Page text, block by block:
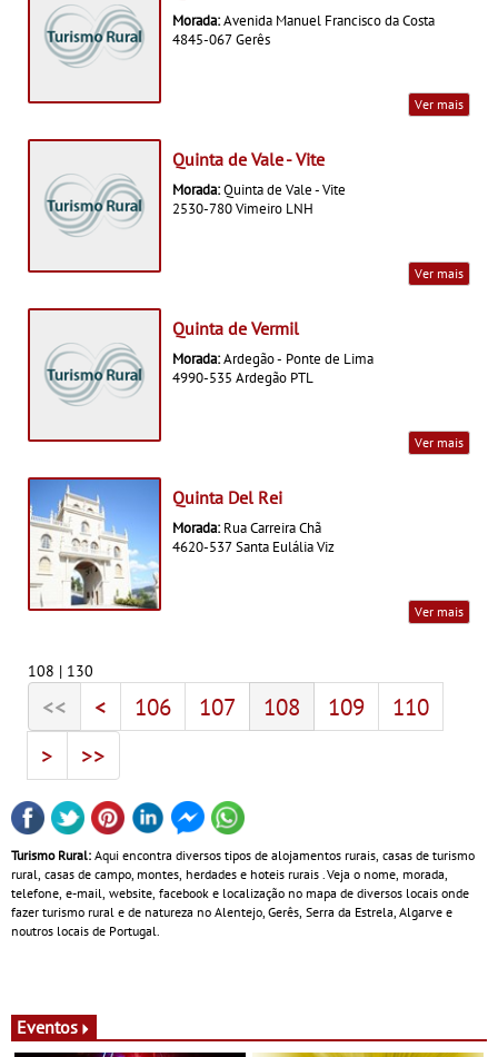
Morada:Avenida Manuel Francisco da Costa
4845-067 Gerês
Ver mais
Quinta de Vale - Vite
Morada:Quinta de Vale - Vite
2530-780 Vimeiro LNH
Ver mais
Quinta de Vermil
Morada:Ardegão - Ponte de Lima
4990-535 Ardegão PTL
Ver mais
Quinta Del Rei
Morada: Rua Carreira Chã
4620-537 Santa Eulália Viz
Ver mais
108 | 130
<< < 106 107 108 109
110
>
>>
Turismo Rural: Aqui encontra diversos tipos de alojamentos rurais, casas de turismo
rural, casas de campo, montes, herdades e hoteis rurais . Veja o nome, morada,
telefone, e-mail, website, facebook e localização no mapa de diversos locais onde
fazer turismo rural e de natureza no Alentejo, Gerês, Serra da Estrela, Algarve e
noutros locais de Portugal.
Eventos